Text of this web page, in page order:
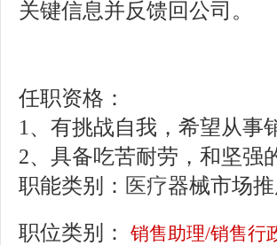
关键信息并反馈回公司。
任职资格：
1、有挑战自我，希望从事
2、具备吃苦耐劳，和坚强
职能类别： 医疗器械市场
职位类别： 销售助理/销售行